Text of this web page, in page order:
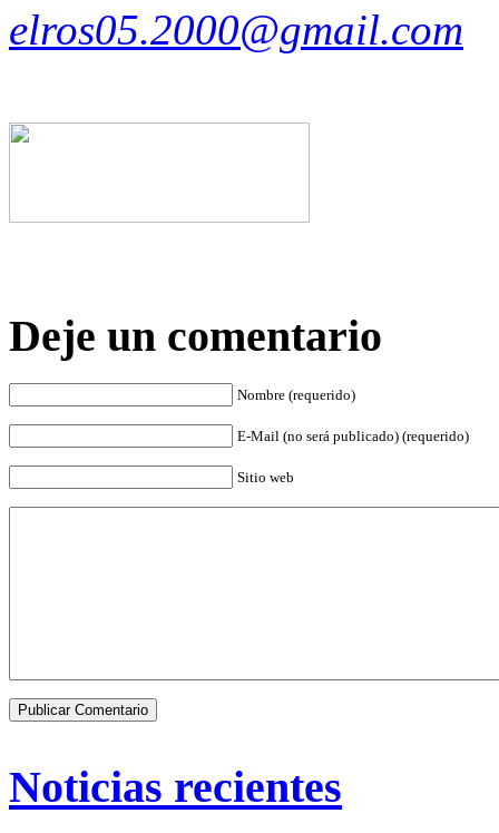
elros05.2000@gmail.com
Deje un comentario
Nombre (requerido)
E-Mail (no será publicado) (requerido)
Sitio web
Noticias recientes